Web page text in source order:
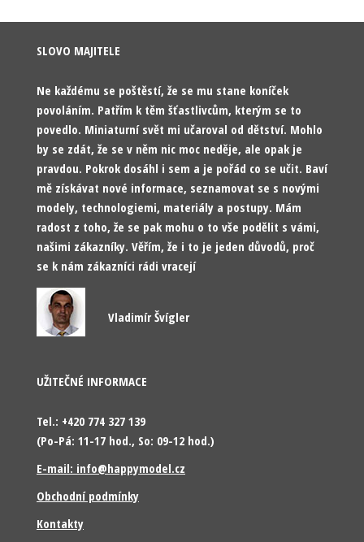
SLOVO MAJITELE
Ne každému se poštěstí, že se mu stane koníček
povoláním. Patřím k těm šťastlivcům, kterým se to
povedlo. Miniaturní svět mi učaroval od dětství. Mohlo
by se zdát, že se v něm nic moc neděje, ale opak je
pravdou. Pokrok dosáhl i sem a je pořád co se učit. Baví
mě získávat nové informace, seznamovat se s novými
modely, technologiemi, materiály a postupy. Mám
radost z toho, že se pak mohu o to vše podělit s vámi,
našimi zákazníky. Věřím, že i to je jeden důvodů, proč
se k nám zákazníci rádi vracejí
Vladimír Švígler
UŽITEČNÉ INFORMACE
Tel.: +420 774 327 139
(Po-Pá: 11-17 hod., So: 09-12 hod.)
E-mail: info@happymodel.cz
Obchodní podmínky
Kontakty